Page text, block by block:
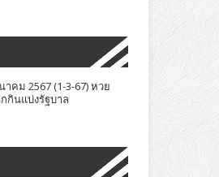
คม 2567 (1-3-67) หวย
กินแบ่งรัฐบาล